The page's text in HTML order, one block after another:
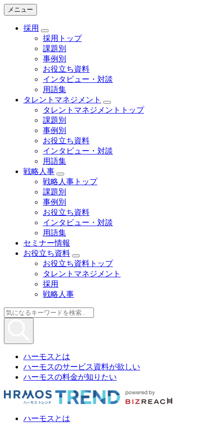
メニュー
採用
採用トップ
課題別
事例別
お役立ち資料
インタビュー・対談
用語集
タレントマネジメント
タレントマネジメントトップ
課題別
事例別
お役立ち資料
インタビュー・対談
用語集
戦略人事
戦略人事トップ
課題別
事例別
お役立ち資料
インタビュー・対談
用語集
セミナー情報
お役立ち資料
お役立ち資料トップ
タレントマネジメント
採用
戦略人事
ハーモスとは
ハーモスのサービス資料が欲しい
ハーモスの料金が知りたい
ハーモスとは